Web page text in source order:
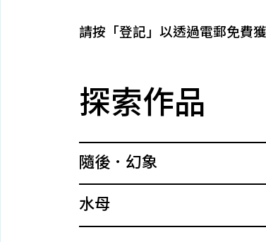
請按「登記」以透過電郵免費
探索作品
隨後．幻象
水母